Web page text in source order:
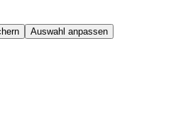
Auswahl anpassen